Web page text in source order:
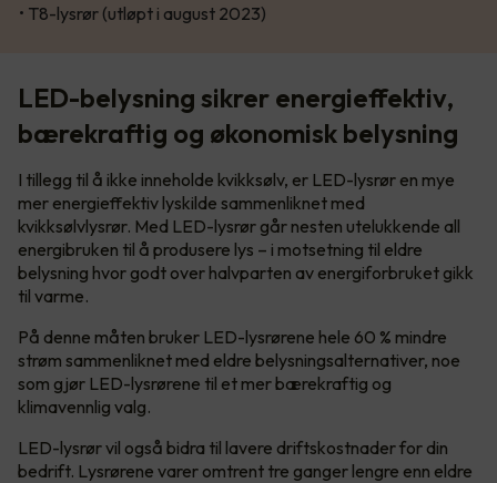
• T8-lysrør (utløpt i august 2023)
LED-belysning sikrer energieffektiv,
bærekraftig og økonomisk belysning
I tillegg til å ikke inneholde kvikksølv, er LED-lysrør en mye
mer energieffektiv lyskilde sammenliknet med
kvikksølvlysrør. Med LED-lysrør går nesten utelukkende all
energibruken til å produsere lys – i motsetning til eldre
belysning hvor godt over halvparten av energiforbruket gikk
til varme.
På denne måten bruker LED-lysrørene hele 60 % mindre
strøm sammenliknet med eldre belysningsalternativer, noe
som gjør LED-lysrørene til et mer bærekraftig og
klimavennlig valg.
LED-lysrør vil også bidra til lavere driftskostnader for din
bedrift. Lysrørene varer omtrent tre ganger lengre enn eldre